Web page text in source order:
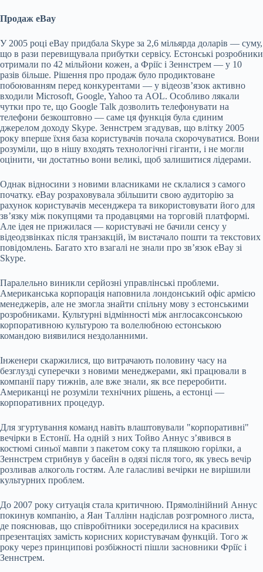
Продаж eBay
У 2005 році eBay придбала Skype за 2,6 мільярда доларів — суму,
що в рази перевищувала прибутки сервісу. Естонські розробники
отримали по 42 мільйони кожен, а Фріїс і Зеннстрем — у 10
разів більше. Рішення про продаж було продиктоване
побоюванням перед конкурентами — у відеозв’язок активно
входили Microsoft, Google, Yahoo та AOL. Особливо лякали
чутки про те, що Google Talk дозволить телефонувати на
телефони безкоштовно — саме ця функція була єдиним
джерелом доходу Skype. Зеннстрем згадував, що влітку 2005
року вперше їхня база користувачів почала скорочуватися. Вони
розуміли, що в нішу входять технологічні гіганти, і не могли
оцінити, чи достатньо вони великі, щоб залишитися лідерами.
Однак відносини з новими власниками не склалися з самого
початку. eBay розраховувала збільшити свою аудиторію за
рахунок користувачів месенджера та використовувати його для
зв’язку між покупцями та продавцями на торговій платформі.
Але ідея не прижилася — користувачі не бачили сенсу у
відеодзвінках після транзакцій, їм вистачало пошти та текстових
повідомлень. Багато хто взагалі не знали про зв’язок eBay зі
Skype.
Паралельно виникли серйозні управлінські проблеми.
Американська корпорація наповнила лондонський офіс армією
менеджерів, але не змогла знайти спільну мову з естонськими
розробниками. Культурні відмінності між англосаксонською
корпоративною культурою та волелюбною естонською
командою виявилися нездоланними.
Інженери скаржилися, що витрачають половину часу на
безглузді суперечки з новими менеджерами, які працювали в
компанії пару тижнів, але вже знали, як все переробити.
Американці не розуміли технічних рішень, а естонці —
корпоративних процедур.
Для згуртування команд навіть влаштовували "корпоративні"
вечірки в Естонії. На одній з них Тойво Аннус з’явився в
костюмі синьої мавпи з пакетом соку та пляшкою горілки, а
Зеннстрем стрибнув у басейн в одязі після того, як увесь вечір
розливав алкоголь гостям. Але галасливі вечірки не вирішили
культурних проблем.
До 2007 року ситуація стала критичною. Прямолінійний Аннус
покинув компанію, а Яан Таллінн надіслав розгромного листа,
де пояснював, що співробітники зосередилися на красивих
презентаціях замість корисних користувачам функцій. Того ж
року через принципові розбіжності пішли засновники Фріїс і
Зеннстрем.